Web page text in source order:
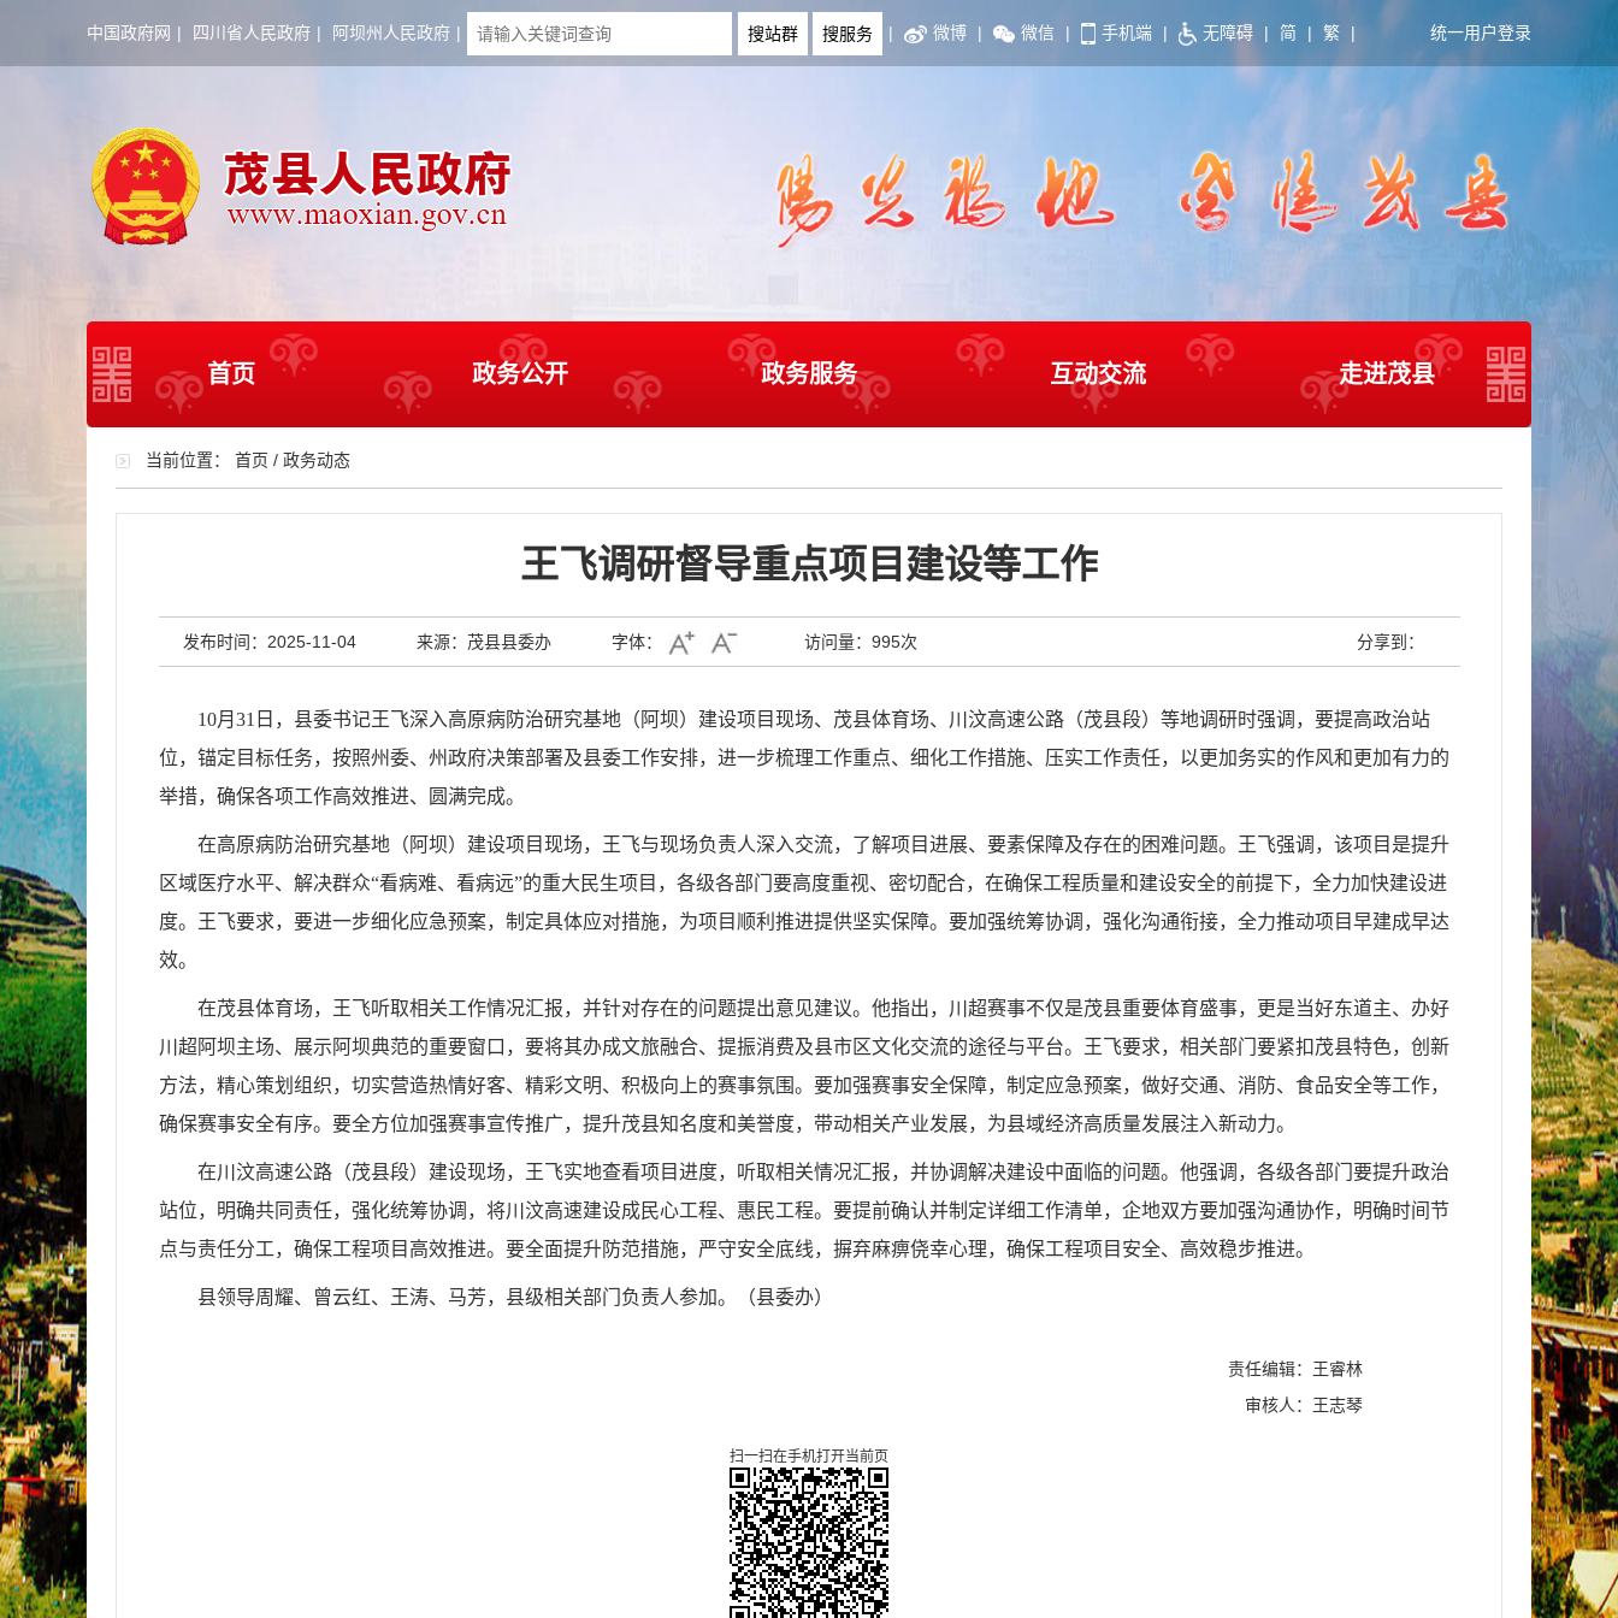
中国政府网 | 四川省人民政府 | 阿坝州人民政府 | | 微博 | 微信 | 手机端 | 无障碍 | 简 | 繁 | 统一用户登录
首页 政务公开 政务服务 互动交流 走进茂县
当前位置： 首页 / 政务动态
王飞调研督导重点项目建设等工作
发布时间：2025-11-04 来源：茂县县委办 字体： 访问量： 995次 分享到：
10月31日，县委书记王飞深入高原病防治研究基地（阿坝）建设项目现场、茂县体育场、川汶高速公路（茂县段）等地调研时强调，要提高政治站
位，锚定目标任务，按照州委、州政府决策部署及县委工作安排，进一步梳理工作重点、细化工作措施、压实工作责任，以更加务实的作风和更加有力的
举措，确保各项工作高效推进、圆满完成。
在高原病防治研究基地（阿坝）建设项目现场，王飞与现场负责人深入交流，了解项目进展、要素保障及存在的困难问题。王飞强调，该项目是提升
区域医疗水平、解决群众“看病难、看病远”的重大民生项目，各级各部门要高度重视、密切配合，在确保工程质量和建设安全的前提下，全力加快建设进
度。王飞要求，要进一步细化应急预案，制定具体应对措施，为项目顺利推进提供坚实保障。要加强统筹协调，强化沟通衔接，全力推动项目早建成早达
效。
在茂县体育场，王飞听取相关工作情况汇报，并针对存在的问题提出意见建议。他指出，川超赛事不仅是茂县重要体育盛事，更是当好东道主、办好
川超阿坝主场、展示阿坝典范的重要窗口，要将其办成文旅融合、提振消费及县市区文化交流的途径与平台。王飞要求，相关部门要紧扣茂县特色，创新
方法，精心策划组织，切实营造热情好客、精彩文明、积极向上的赛事氛围。要加强赛事安全保障，制定应急预案，做好交通、消防、食品安全等工作，
确保赛事安全有序。要全方位加强赛事宣传推广，提升茂县知名度和美誉度，带动相关产业发展，为县域经济高质量发展注入新动力。
在川汶高速公路（茂县段）建设现场，王飞实地查看项目进度，听取相关情况汇报，并协调解决建设中面临的问题。他强调，各级各部门要提升政治
站位，明确共同责任，强化统筹协调，将川汶高速建设成民心工程、惠民工程。要提前确认并制定详细工作清单，企地双方要加强沟通协作，明确时间节
点与责任分工，确保工程项目高效推进。要全面提升防范措施，严守安全底线，摒弃麻痹侥幸心理，确保工程项目安全、高效稳步推进。
县领导周耀、曾云红、王涛、马芳，县级相关部门负责人参加。 （县委办）
责任编辑：王睿林
审核人：王志琴
扫一扫在手机打开当前页